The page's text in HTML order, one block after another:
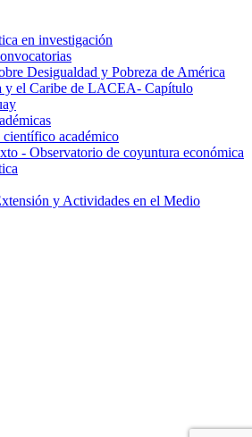
en investigación
Desigualdad y Pobreza de América
y el Caribe de LACEA- Capítulo
académico
- Observatorio de coyuntura económica
y Actividades en el Medio